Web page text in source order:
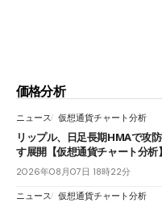
価格分析
ニュース 仮想通貨チャート分析
リップル、日足長期HMAで攻
す展開【仮想通貨チャート分析
2026年08月07日 18時22分
ニュース 仮想通貨チャート分析